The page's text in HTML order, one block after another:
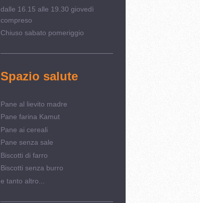
dalle 16.15 alle 19.30 giovedì
compreso
Chiuso sabato pomeriggio
Spazio salute
Pane al lievito madre
Pane farina Kamut
Pane ai cereali
Pane senza sale
Biscotti di farro
Biscotti senza burro
e tanto altro...